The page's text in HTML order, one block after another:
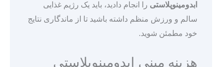
ابدومینوپلاستی را انجام دادید، باید یک رژیم غذایی
سالم و ورزش منظم داشته باشید تا از ماندگاری نتایج
خود مطمئن شوید.
هزینه مینی ابدومینوپلاستی